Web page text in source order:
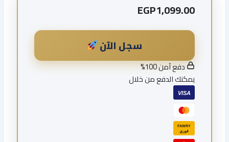
EGP1,099.00
سجل الآن
دفع آمن 100%
يمكنك الدفع من خلال
VISA
FAWRY
فوري